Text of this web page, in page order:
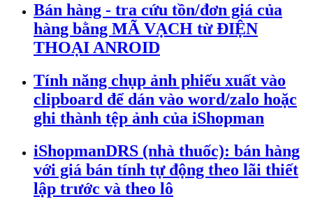
Bán hàng - tra cứu tồn/đơn giá của
hàng bằng MÃ VẠCH từ ĐIỆN
THOẠI ANROID
Tính năng chụp ảnh phiếu xuất vào
clipboard để dán vào word/zalo hoặc
ghi thành tệp ảnh của iShopman
iShopmanDRS (nhà thuốc): bán hàng
với giá bán tính tự động theo lãi thiết
lập trước và theo lô